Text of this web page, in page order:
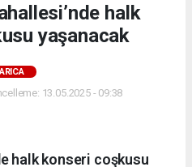
halk
yaşanacak
13.05.2025 - 09:38
halk konseri coşkusu